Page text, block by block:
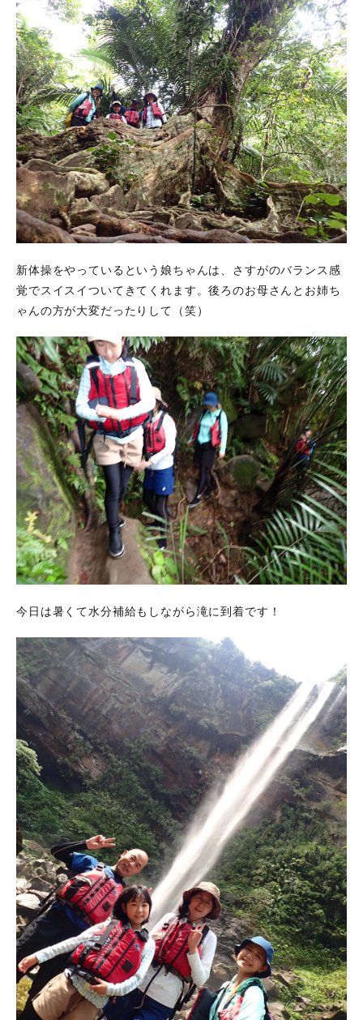
新体操をやっているという娘ちゃんは、さすがのバランス感
覚でスイスイついてきてくれます。後ろのお母さんとお姉ち
ゃんの方が大変だったりして（笑）
今日は暑くて水分補給もしながら滝に到着です！